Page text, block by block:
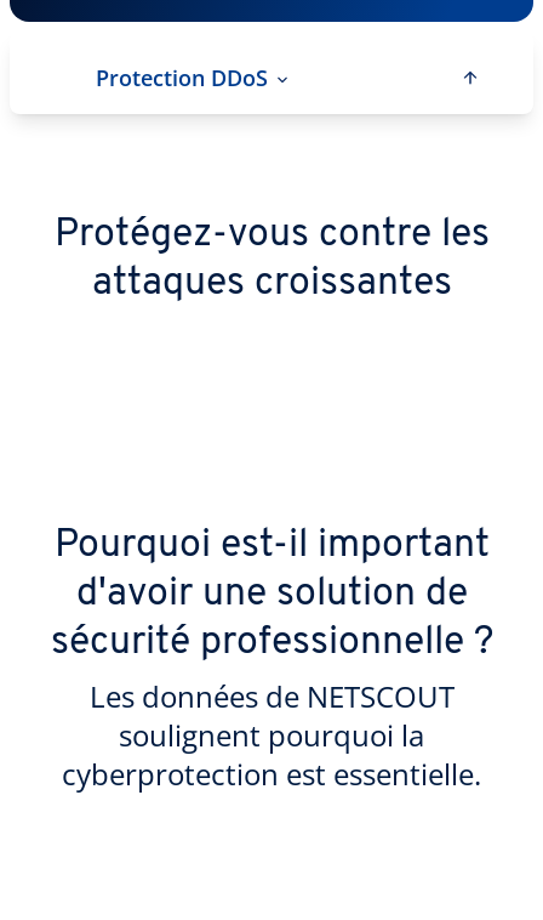
Protection DDoS
Protégez-vous contre les
attaques croissantes
Pourquoi est-il important
d'avoir une solution de
sécurité professionnelle ?
Les données de NETSCOUT
soulignent pourquoi la
cyberprotection est essentielle.